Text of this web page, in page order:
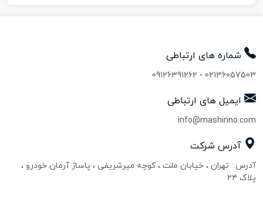
شماره های ارتباطی
02136057503
-
09126391262
ایمیل های ارتباطی
info@mashinno.com
آدرس شرکت
آدرس : تهران ، خیابان ملت ، کوچه میرشریفی ، پاساژ آرمان خودرو ،
پلاک ۲۴